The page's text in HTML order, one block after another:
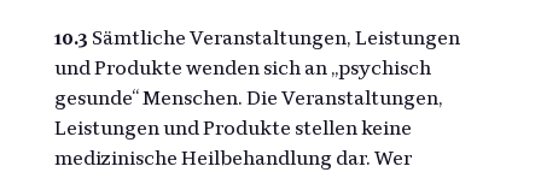
10.3 Sämtliche Veranstaltungen, Leistungen
und Produkte wenden sich an „psychisch
gesunde“ Menschen. Die Veranstaltungen,
Leistungen und Produkte stellen keine
medizinische Heilbehandlung dar. Wer